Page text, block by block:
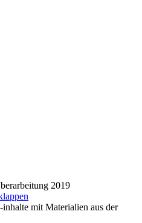
2019
mit Materialien aus der